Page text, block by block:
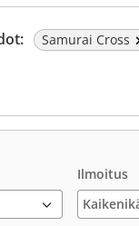
Samurai Cross
Ilmoitus